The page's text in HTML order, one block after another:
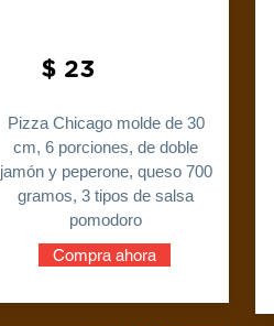
$ 23
Pizza Chicago molde de 30
cm, 6 porciones, de doble
jamón y peperone, queso 700
gramos, 3 tipos de salsa
pomodoro
Compra ahora